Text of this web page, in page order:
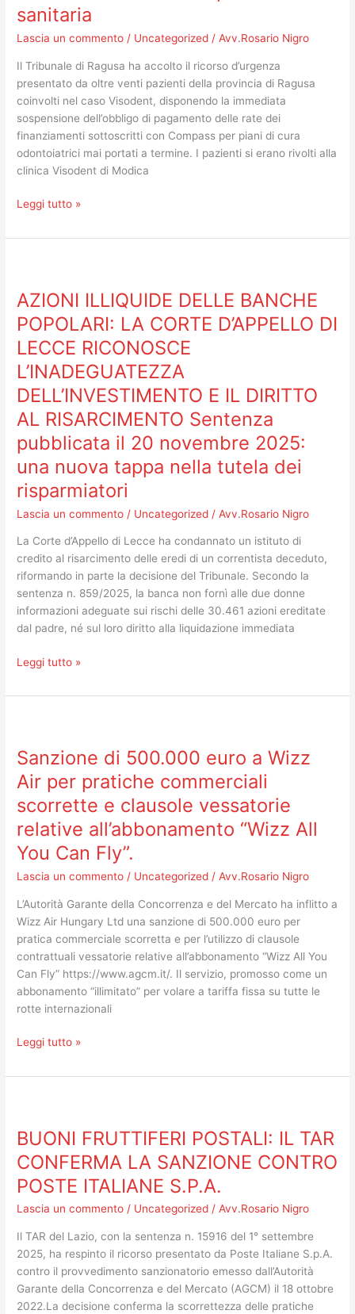
sanitaria
Lascia un commento / Uncategorized /Avv.Rosario Nigro
Il Tribunale di Ragusa ha accolto il ricorso d’urgenza
presentato da oltre venti pazienti della provincia di Ragusa
coinvolti nel caso Visodent, disponendo la immediata
sospensione dell’obbligo di pagamento delle rate dei
finanziamenti sottoscritti con Compass per piani di cura
odontoiatrici mai portati a termine. I pazienti si erano rivolti alla
clinica Visodent di Modica
l’obbligo
di
delle
rate
nei
confronti
di
Compass
per
tra
i
contratti
di
credito
e
i
contratti
di
prestazione
sanitaria
Leggi tutto »
AZIONI ILLIQUIDE DELLE BANCHE
POPOLARI: LA CORTE D’APPELLO DI
LECCE RICONOSCE
L’INADEGUATEZZA
DELL’INVESTIMENTO E IL DIRITTO
AL RISARCIMENTO Sentenza
pubblicata il 20 novembre 2025:
una nuova tappa nella tutela dei
risparmiatori
Lascia un commento / Uncategorized /Avv.Rosario Nigro
La Corte d’Appello di Lecce ha condannato un istituto di
credito al risarcimento delle eredi di un correntista deceduto,
riformando in parte la decisione del Tribunale. Secondo la
sentenza n. 859/2025, la banca non fornì alle due donne
informazioni adeguate sui rischi delle 30.461 azioni ereditate
dal padre, né sul loro diritto alla liquidazione immediata
DELLE
BANCHE
POPOLARI:
LA
CORTE
D’APPELLO
DI
LECCE
RICONOSCE
L’INADEGUATEZZA
DELL’INVESTIMENTO
E
IL
AL
RISARCIMENTO
Sentenza
pubblicata
il
20
2025:
nuova
tutela
dei
risparmiatori
Leggi tutto »
Sanzione di 500.000 euro a Wizz
Air per pratiche commerciali
scorrette e clausole vessatorie
relative all’abbonamento “Wizz All
You Can Fly”.
Lascia un commento / Uncategorized /Avv.Rosario Nigro
L’Autorità Garante della Concorrenza e del Mercato ha inflitto a
Wizz Air Hungary Ltd una sanzione di 500.000 euro per
pratica commerciale scorretta e per l’utilizzo di clausole
contrattuali vessatorie relative all’abbonamento “Wizz All You
Can Fly” https://www.agcm.it/. Il servizio, promosso come un
abbonamento “illimitato” per volare a tariffa fissa su tutte le
rotte internazionali
500.000
euro
a
Wizz
Air
per
pratiche
commerciali
vessatorie
all’abbonamento
Can
Leggi tutto »
BUONI FRUTTIFERI POSTALI: IL TAR
CONFERMA LA SANZIONE CONTRO
POSTE ITALIANE S.P.A.
Lascia un commento / Uncategorized /Avv.Rosario Nigro
Il TAR del Lazio, con la sentenza n. 15916 del 1° settembre
2025, ha respinto il ricorso presentato da Poste Italiane S.p.A.
contro il provvedimento sanzionatorio emesso dall’Autorità
Garante della Concorrenza e del Mercato (AGCM) il 18 ottobre
2022.La decisione conferma la scorrettezza delle pratiche
POSTALI:
IL
TAR
CONFERMA
LA
CONTRO
POSTE
ITALIANE
S.P.A.